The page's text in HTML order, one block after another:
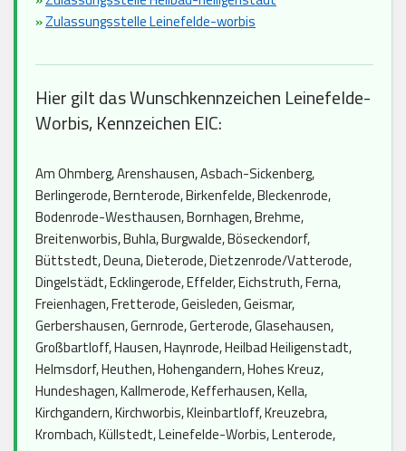
»Zulassungsstelle Leinefelde-worbis
Hier gilt das Wunschkennzeichen Leinefelde-
Worbis, Kennzeichen EIC:
Am Ohmberg, Arenshausen, Asbach-Sickenberg,
Berlingerode, Bernterode, Birkenfelde, Bleckenrode,
Bodenrode-Westhausen, Bornhagen, Brehme,
Breitenworbis, Buhla, Burgwalde, Böseckendorf,
Büttstedt, Deuna, Dieterode, Dietzenrode/Vatterode,
Dingelstädt, Ecklingerode, Effelder, Eichstruth, Ferna,
Freienhagen, Fretterode, Geisleden, Geismar,
Gerbershausen, Gernrode, Gerterode, Glasehausen,
Großbartloff, Hausen, Haynrode, Heilbad Heiligenstadt,
Helmsdorf, Heuthen, Hohengandern, Hohes Kreuz,
Hundeshagen, Kallmerode, Kefferhausen, Kella,
Kirchgandern, Kirchworbis, Kleinbartloff, Kreuzebra,
Krombach, Küllstedt, Leinefelde-Worbis, Lenterode,